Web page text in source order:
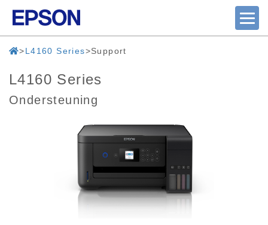
L4160 Series Support
L4160 Series
Ondersteuning